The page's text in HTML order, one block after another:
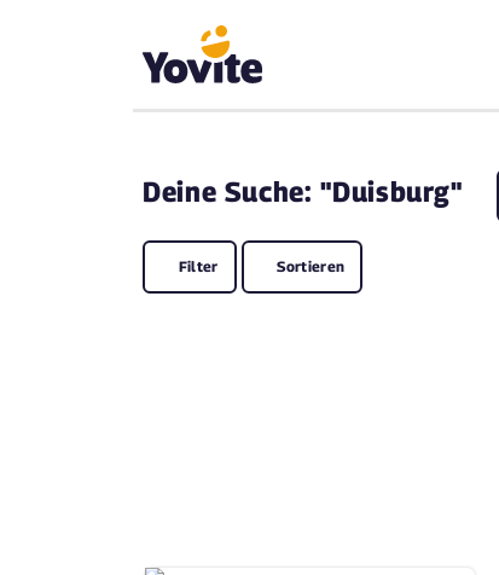
Deine Suche: "Duisburg"
Filter Sortieren